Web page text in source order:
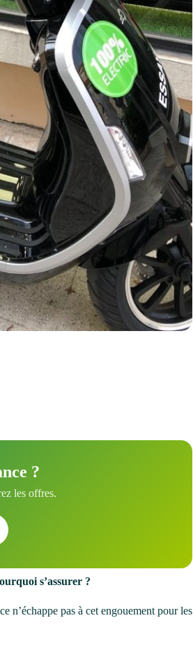
?
les offres.
s’assurer ?
n’échappe pas à cet engouement pour les